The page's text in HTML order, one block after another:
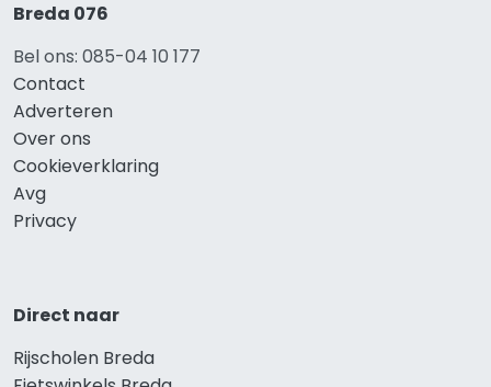
Breda 076
Bel ons: 085-04 10 177
Contact
Adverteren
Over ons
Cookieverklaring
Avg
Privacy
Direct naar
Rijscholen Breda